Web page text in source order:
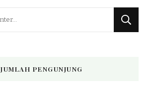
JUMLAH PENGUNJUNG